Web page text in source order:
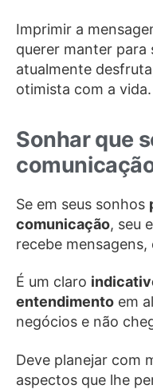
Imprimir a
querer manter para
atualmente
otimista com a vida.
Sonhar que
Se em seus sonhos
comunicação, seu
recebe
É um claro
entendimento em
negócios e não
Deve planejar com
aspectos que lhe